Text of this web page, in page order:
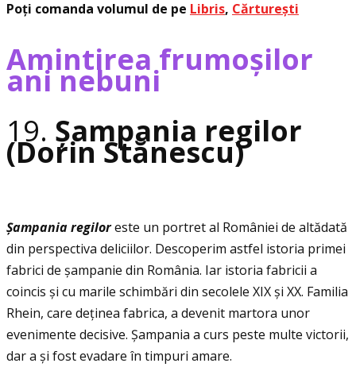
Poţi comanda volumul de pe Libris, Cărturești
Amintirea frumoșilor
ani nebuni
19. Şampania regilor
(Dorin Stănescu)
Şampania regiloreste un portret al României de altădată
din perspectiva deliciilor. Descoperim astfel istoria primei
fabrici de șampanie din România. Iar istoria fabricii a
coincis și cu marile schimbări din secolele XIX și XX. Familia
Rhein, care deţinea fabrica, a devenit martora unor
evenimente decisive. Şampania a curs peste multe victorii,
dar a și fost evadare în timpuri amare.